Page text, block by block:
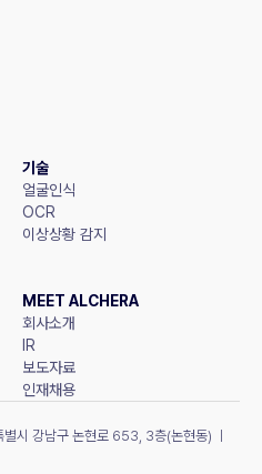
기술
얼굴인식
OCR
이상상황 감지
MEET ALCHERA
회사소개
IR
보도자료
인재채용
시 강남구 논현로 653, 3층(논현동) ㅣ